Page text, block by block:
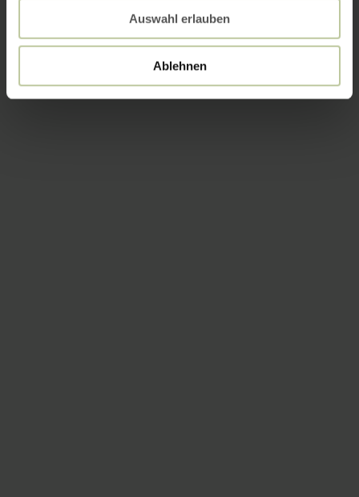
Auswahl erlauben
Ablehnen